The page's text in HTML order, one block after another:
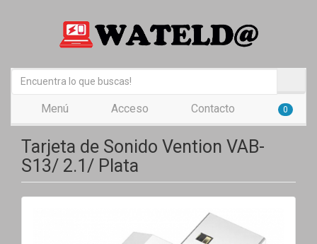
Menú Acceso Contacto 0
Tarjeta de Sonido Vention VAB-
S13/ 2.1/ Plata